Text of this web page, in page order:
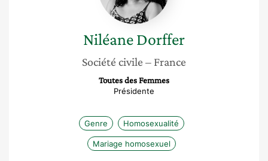
NiléaneDorffer
Société civile – France
Toutes des Femmes
Présidente
Genre Homosexualité
Mariage homosexuel